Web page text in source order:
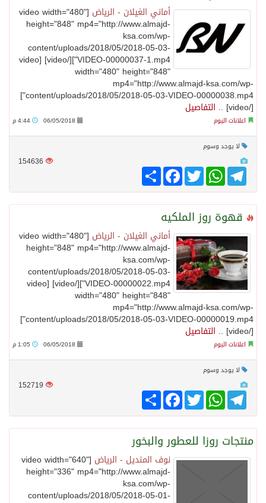
أماني الغيلان - الرياض [video width="480"
height="848" mp4="http://www.almajd-
ksa.com/wp-
content/uploads/2018/05/2018-05-03-
VIDEO-00000037-1.mp4"][/video] [video
width="480" height="848"
mp4="http://www.almajd-ksa.com/wp-
content/uploads/2018/05/2018-05-03-VIDEO-00000038.mp4"]
[/video] .. التفاصيل
اعلانات اليوم 06/05/2018
لا يوجد وسوم
154636
انشر
FacebookTwitter
WhatsAppTelegram
قهوة روز الملكيه
أماني الغيلان - الرياض [video width="480"
height="848" mp4="http://www.almajd-
ksa.com/wp-
content/uploads/2018/05/2018-05-03-
VIDEO-00000022.mp4"][/video] [video
width="480" height="848"
mp4="http://www.almajd-ksa.com/wp-
content/uploads/2018/05/2018-05-03-VIDEO-00000019.mp4"]
[/video] .. التفاصيل
اعلانات اليوم 06/05/2018
لا يوجد وسوم
152719
انشر
FacebookTwitter
WhatsAppTelegram
منتجات روزا للعطور والبخور
نوف المنديل - الرياض [video width="640"
height="336" mp4="http://www.almajd-
ksa.com/wp-
content/uploads/2018/05/2018-05-01-